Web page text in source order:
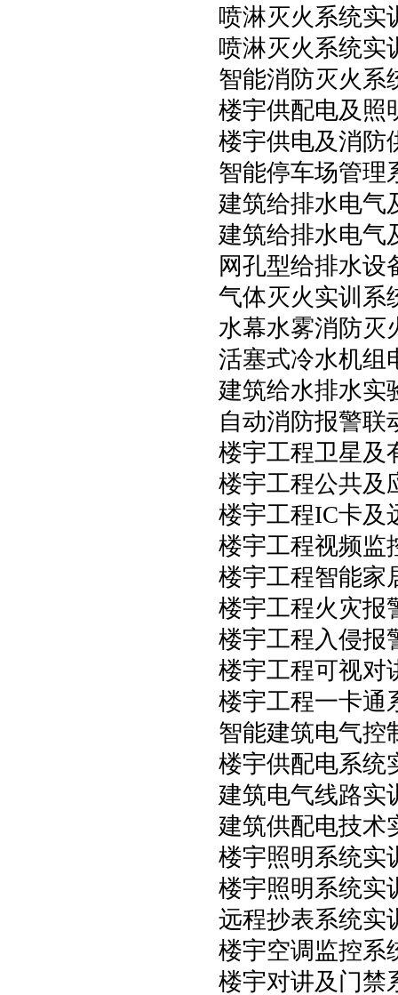
喷淋灭火系统实
喷淋灭火系统实
智能消防灭火系
楼宇供配电及照
楼宇供电及消防
智能停车场管理
建筑给排水电气
建筑给排水电气
网孔型给排水设
气体灭火实训系
水幕水雾消防灭
活塞式冷水机组
建筑给水排水实
自动消防报警联
楼宇工程卫星及
楼宇工程公共及
楼宇工程IC卡及
楼宇工程视频监
楼宇工程智能家
楼宇工程火灾报
楼宇工程入侵报
楼宇工程可视对
楼宇工程一卡通
智能建筑电气控
楼宇供配电系统
建筑电气线路实
建筑供配电技术
楼宇照明系统实
楼宇照明系统实
远程抄表系统实
楼宇空调监控系
楼宇对讲及门禁